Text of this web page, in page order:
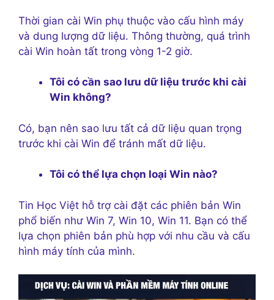
Thời gian cài Win phụ thuộc vào cấu hình máy
và dung lượng dữ liệu. Thông thường, quá trình
cài Win hoàn tất trong vòng 1-2 giờ.
Tôi có cần sao lưu dữ liệu trước khi cài
Win không?
Có, bạn nên sao lưu tất cả dữ liệu quan trọng
trước khi cài Win để tránh mất dữ liệu.
Tôi có thể lựa chọn loại Win nào?
Tin Học Việt hỗ trợ cài đặt các phiên bản Win
phổ biến như Win 7, Win 10, Win 11. Bạn có thể
lựa chọn phiên bản phù hợp với nhu cầu và cấu
hình máy tính của mình.